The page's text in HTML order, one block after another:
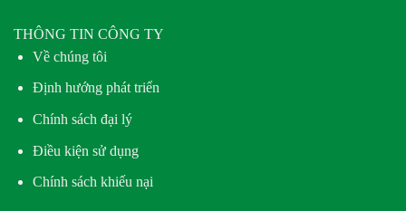
THÔNG TIN CÔNG TY
Về chúng tôi
Định hướng phát triển
Chính sách đại lý
Điều kiện sử dụng
Chính sách khiếu nại